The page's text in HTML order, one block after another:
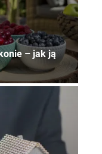
– jak ją